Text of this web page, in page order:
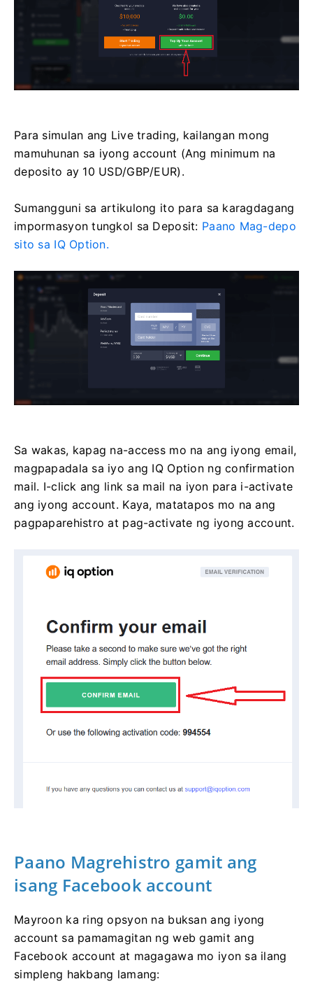
Para simulan ang Live trading, kailangan mong
mamuhunan sa iyong account (Ang minimum na
deposito ay 10 USD/GBP/EUR).
Sumangguni sa artikulong ito para sa karagdagang
impormasyon tungkol sa Deposit: Paano Mag-depo
sito sa IQ Option.
Sa wakas, kapag na-access mo na ang iyong email,
magpapadala sa iyo ang IQ Option ng confirmation
mail. I-click ang link sa mail na iyon para i-activate
ang iyong account. Kaya, matatapos mo na ang
pagpaparehistro at pag-activate ng iyong account.
Paano Magrehistro gamit ang
isang Facebook account
Mayroon ka ring opsyon na buksan ang iyong
account sa pamamagitan ng web gamit ang
Facebook account at magagawa mo iyon sa ilang
simpleng hakbang lamang: